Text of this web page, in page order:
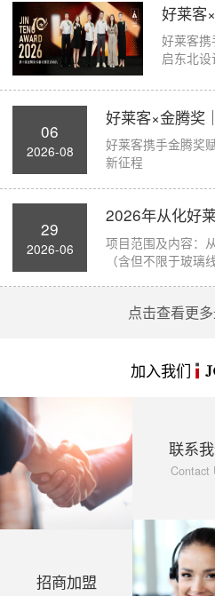
好莱客
启东北
06
2026-08
好莱客携手金腾奖
新征程
29
2026-06
项目范围及内容：
（含但不限于玻璃
点击查看更
加入我们
招商加盟
联系
Contact